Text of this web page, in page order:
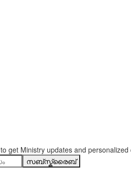
to get Ministry updates and
സബ്സ്ക്രൈബ്